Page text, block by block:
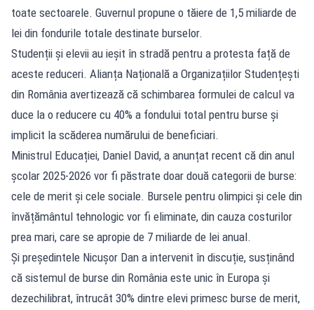
toate sectoarele. Guvernul propune o tăiere de 1,5 miliarde de
lei din fondurile totale destinate burselor.
Studenții și elevii au ieșit în stradă pentru a protesta față de
aceste reduceri. Alianța Națională a Organizațiilor Studențești
din România avertizează că schimbarea formulei de calcul va
duce la o reducere cu 40% a fondului total pentru burse și
implicit la scăderea numărului de beneficiari.
Ministrul Educației, Daniel David, a anunțat recent că din anul
școlar 2025-2026 vor fi păstrate doar două categorii de burse:
cele de merit și cele sociale. Bursele pentru olimpici și cele din
învățământul tehnologic vor fi eliminate, din cauza costurilor
prea mari, care se apropie de 7 miliarde de lei anual.
Și președintele Nicușor Dan a intervenit în discuție, susținând
că sistemul de burse din România este unic în Europa și
dezechilibrat, întrucât 30% dintre elevi primesc burse de merit,